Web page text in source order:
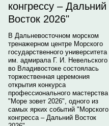
конгрессу – Дальний
Восток 2026"
В Дальневосточном морском
тренажерном центре Морского
государственного университета
им. адмирала Г. И. Невельского
во Владивостоке состоялась
торжественная церемония
открытия конкурса
профессионального мастерства
"Море зовет 2026", одного из
самых ярких событий "Морского
конгресса – Дальний Восток